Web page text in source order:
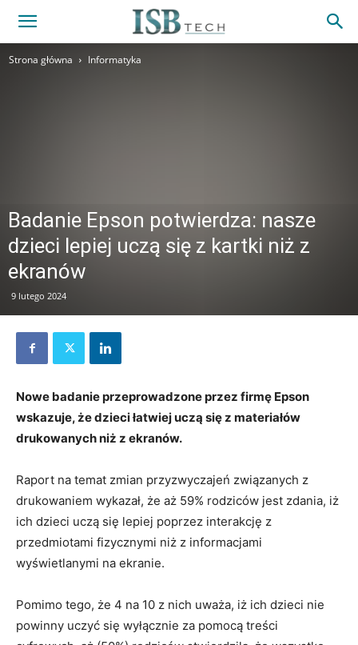
Strona główna Informatyka
Badanie Epson potwierdza: nasze
dzieci lepiej uczą się z kartki niż z
ekranów
9 lutego 2024
Nowe badanie przeprowadzone przez firmę Epson
wskazuje, że dzieci łatwiej uczą się z materiałów
drukowanych niż z ekranów.
Raport na temat zmian przyzwyczajeń związanych z
drukowaniem wykazał, że aż 59% rodziców jest zdania, iż
ich dzieci uczą się lepiej poprzez interakcję z
przedmiotami fizycznymi niż z informacjami
wyświetlanymi na ekranie.
Pomimo tego, że 4 na 10 z nich uważa, iż ich dzieci nie
powinny uczyć się wyłącznie za pomocą treści